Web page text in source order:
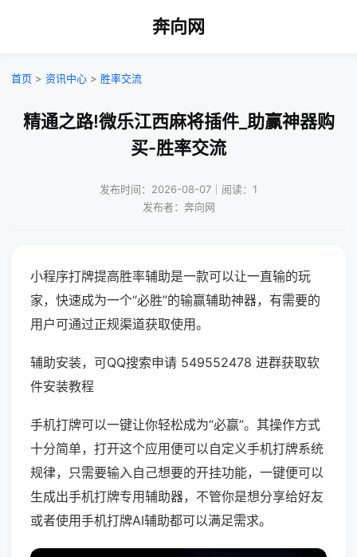
奔向网
首页 > 资讯中心 > 胜率交流
精通之路!微乐江西麻将插件_助赢神器购
买-胜率交流
发布时间：2026-08-07｜阅读：1
发布者：奔向网
小程序打牌提高胜率辅助是一款可以让一直输的玩
家，快速成为一个“必胜”的输赢辅助神器，有需要的
用户可通过正规渠道获取使用。
辅助安装，可QQ搜索申请 549552478 进群获取软
件安装教程
手机打牌可以一键让你轻松成为“必赢”。其操作方式
十分简单，打开这个应用便可以自定义手机打牌系统
规律，只需要输入自己想要的开挂功能，一键便可以
生成出手机打牌专用辅助器，不管你是想分享给好友
或者使用手机打牌AI辅助都可以满足需求。